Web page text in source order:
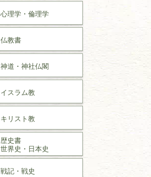
心理学・倫理学
仏教書
神道・神社仏閣
イスラム教
キリスト教
歴史書
世界史・ 日本史
戦記・戦史